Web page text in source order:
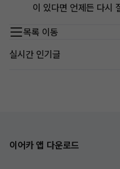
이 있다면 언제든 다시
목록 이동
실시간 인기글
이어카 앱 다운로드